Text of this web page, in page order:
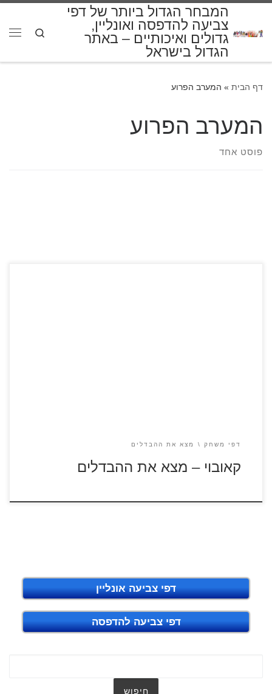
המבחר הגדול ביותר של דפי
צביעה להדפסה ואונליין,
גדולים ואיכותיים – באתר
הגדול בישראל
Search
דף הבית » המערב הפרוע
המערב הפרוע
פוסט אחד
דפי משחק מצא את ההבדלים
קאובוי – מצא את ההבדלים
דפי צביעה אונליין
דפי צביעה להדפסה